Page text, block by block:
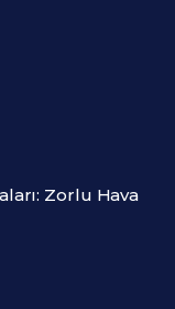
Zorlu Hava